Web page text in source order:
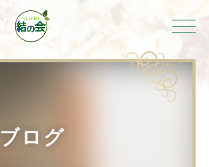
ブログ